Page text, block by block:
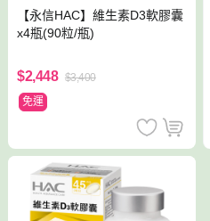
【永信HAC】維生素D3軟膠囊
x4瓶(90粒/瓶)
$2,448 $3,400
免運